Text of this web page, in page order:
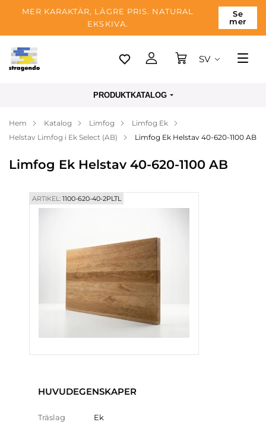
MER KARAKTÄR, LÄGRE PRIS. NATURAL
EKSKIVA.
Se
mer
Tallinn
Betalning
Blogg
Kontakter
SV
PRODUKTKATALOG
Hem Katalog Limfog
Limfog Ek
Helstav Limfog i Ek Select (AB)
Limfog Ek Helstav 40-620-1100 AB
Limfog Ek Helstav 40-620-1100 AB
ARTIKEL:1100-620-40-2PLTL
HUVUDEGENSKAPER
Träslag Ek